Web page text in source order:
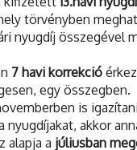
törvényben
nyugdíj összegével
7 havi korrekció
egy összegben.
is
nyugdíjakat, akkor
alapja a júliusban